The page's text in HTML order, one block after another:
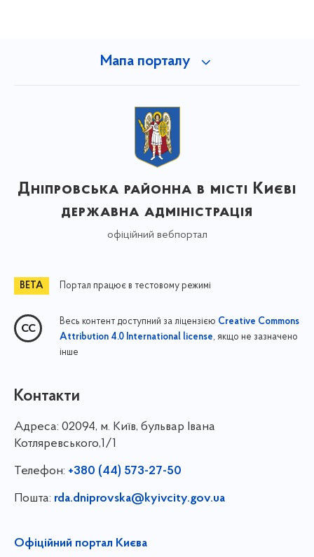
Мапа порталу
Дніпровська районна в місті Києві
державна адміністрація
офіційний вебпортал
Портал працює в тестовому режимі
Весь контент доступний за ліцензією Creative Commons
Attribution 4.0 International license, якщо не зазначено
інше
Контакти
Адреса: 02094, м. Київ, бульвар Івана
Котляревського,1/1
Телефон: +380 (44) 573-27-50
Пошта: rda.dniprovska@kyivcity.gov.ua
Офіційний портал Києва